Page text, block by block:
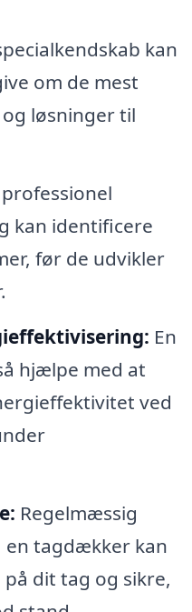
kan
om de mest
løsninger til
professionel
kan identificere
før de udvikler
En
hjælpe med at
ved
Regelmæssig
en tagdækker kan
dit tag og sikre,